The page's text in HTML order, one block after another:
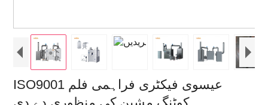
ISO9001 عیسوی فیکٹری فراہمی فلم